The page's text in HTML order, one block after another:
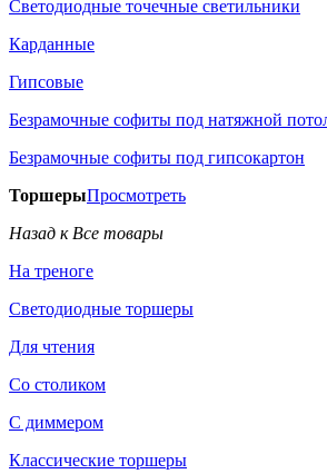
Светодиодные точечные светильники
Карданные
Гипсовые
Безрамочные софиты под натяжной
Безрамочные софиты под гипсокартон
ТоршерыПросмотреть
Назад к Все товары
На треноге
Светодиодные торшеры
Для чтения
Со столиком
С диммером
Классические торшеры